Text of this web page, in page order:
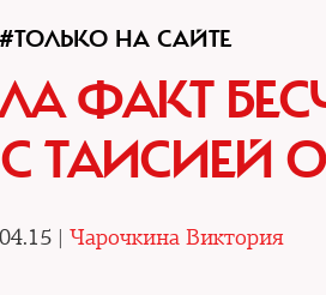
#ТОЛЬКО НА САЙТЕ
ФАКТ
ТАИСИЕЙ
| Чарочкина Виктория